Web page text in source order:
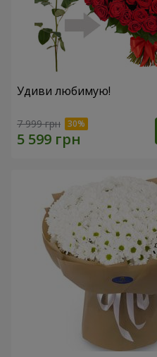
Удиви любимую!
7 999 грн